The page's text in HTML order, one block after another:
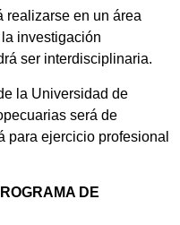
realizarse en un área
investigación
ser interdisciplinaria.
la Universidad de
será de
para ejercicio profesional
DE